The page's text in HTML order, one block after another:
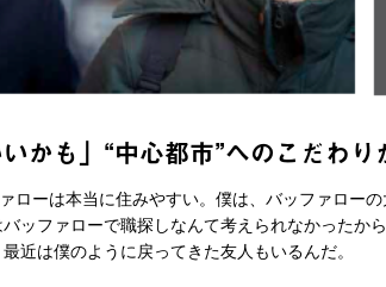
かも」“中心都市”へのこだわ
ローは本当に住みやすい。僕は、バッファロー
ッファローで職探しなんて考えられなかったか
近は僕のように戻ってきた友人もいるんだ。